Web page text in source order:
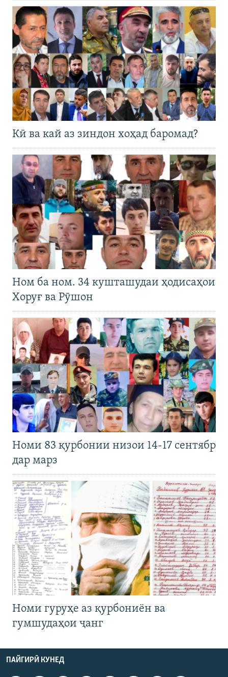
Кӣ ва кай аз зиндон хоҳад баромад?
Ном ба ном. 34 кушташудаи ҳодисаҳои
Хоруғ ва Рӯшон
Номи 83 қурбонии низои 14-17 сентябр
дар марз
Номи гуруҳе аз қурбониён ва
гумшудаҳои ҷанг
ПАЙГИРӢ КУНЕД